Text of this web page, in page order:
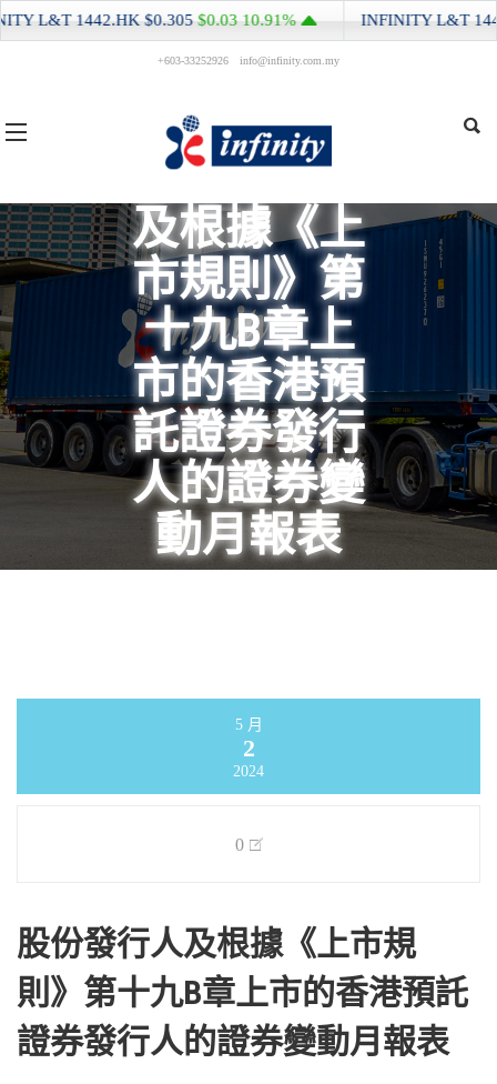
+603-33252926 info@infinity.com.my
股份發行人
及根據《上
市規則》第
十九B章上
市的香港預
託證券發行
人的證券變
動月報表
5 月
2
2024
0
股份發行人及根據《上市規
則》第十九B章上市的香港預託
證券發行人的證券變動月報表
L&T1442.HK$0.305$0.0310.91% INFINITY L&T